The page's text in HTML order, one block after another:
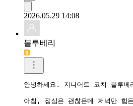
2026.05.29 14:08
블루베리
안녕하세요. 지니어트 코치 블루베
아침, 점심은 괜찮은데 저녁만 힘